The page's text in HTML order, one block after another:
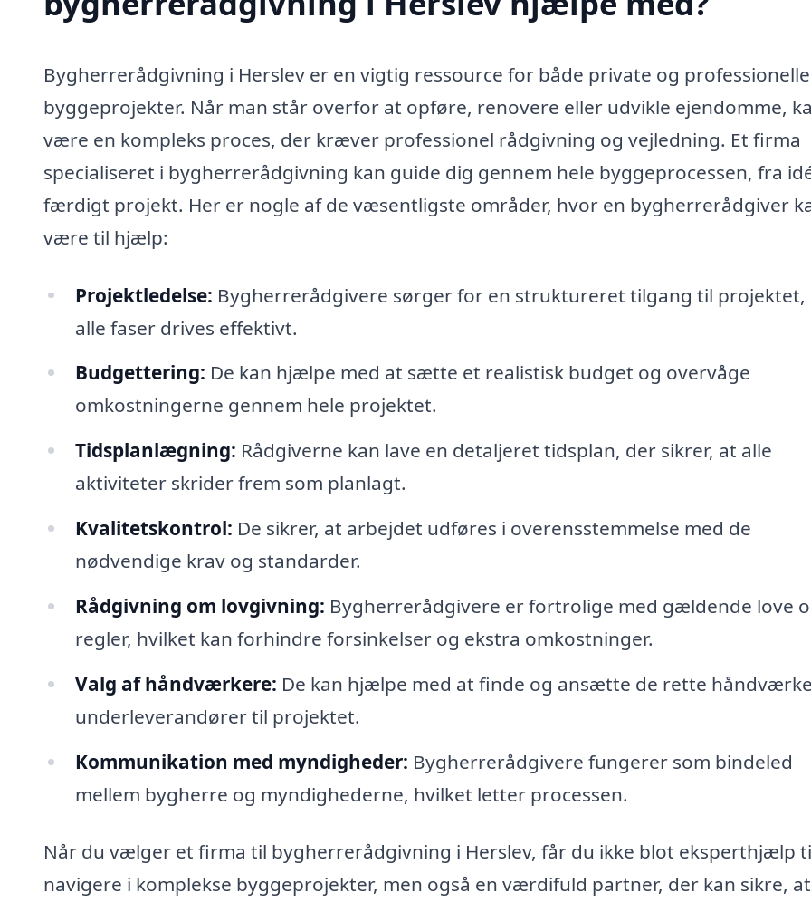
Bygherrerådgivning i Herslev er en vigtig ressource for både private og professionelle
byggeprojekter. Når man står overfor at opføre, renovere eller udvikle ejendomme,
være en kompleks proces, der kræver professionel rådgivning og vejledning. Et firma
specialiseret i bygherrerådgivning kan guide dig gennem hele byggeprocessen, fra
færdigt projekt. Her er nogle af de væsentligste områder, hvor en bygherrerådgiver
være til hjælp:
Projektledelse: Bygherrerådgivere sørger for en struktureret tilgang til projektet,
alle faser drives effektivt.
Budgettering: De kan hjælpe med at sætte et realistisk budget og overvåge
omkostningerne gennem hele projektet.
Tidsplanlægning: Rådgiverne kan lave en detaljeret tidsplan, der sikrer, at alle
aktiviteter skrider frem som planlagt.
Kvalitetskontrol: De sikrer, at arbejdet udføres i overensstemmelse med de
nødvendige krav og standarder.
Rådgivning om lovgivning: Bygherrerådgivere er fortrolige med gældende love
regler, hvilket kan forhindre forsinkelser og ekstra omkostninger.
Valg af håndværkere: De kan hjælpe med at finde og ansætte de rette
underleverandører til projektet.
Kommunikation med myndigheder: Bygherrerådgivere fungerer som bindeled
mellem bygherre og myndighederne, hvilket letter processen.
Når du vælger et firma til bygherrerådgivning i Herslev, får du ikke blot eksperthjælp
navigere i komplekse byggeprojekter, men også en værdifuld partner, der kan sikre, at